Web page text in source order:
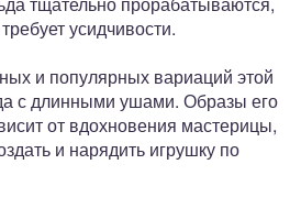
усидчивости.
и популярных вариаций этой
с длинными ушами. Образы его
от вдохновения мастерицы,
и нарядить игрушку по